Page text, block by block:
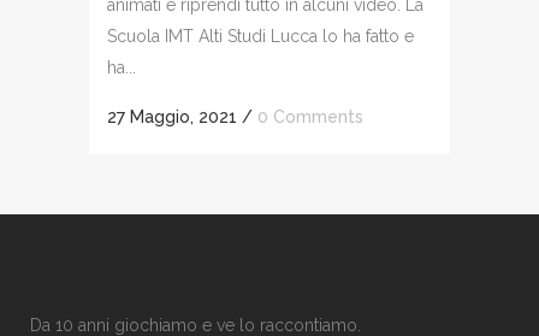
animati e riprendi tutto in alcuni video. La
Scuola IMT Alti Studi Lucca lo ha fatto e
ha...
27 Maggio, 2021 / 0 Comments
Da 10 anni giochiamo e ve lo raccontiamo.